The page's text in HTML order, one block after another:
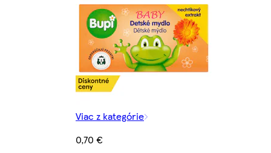
Viac z kategórie
0,70 €